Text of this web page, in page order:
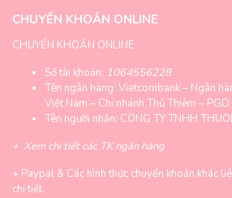
CHUYỂN KHOẢN ONLINE
CHUYỂN KHOẢN ONLINE
Số tài khoản: 1064556228
Tên ngân hàng: Vietcombank – Ngân
Việt Nam – Chi nhánh Thủ Thiêm –
Tên người nhận: CONG TY TNHH
+ Xem chi tiết các TK ngân hàng
+ Paypal & Các hình thức chuyển khoản khác
chi tiết.